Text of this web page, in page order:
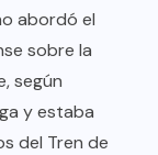
abordó el
sobre la
según
y estaba
del Tren de